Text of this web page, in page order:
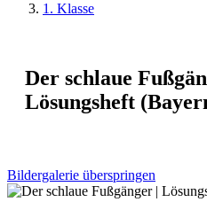
1. Klasse
Der schlaue
Lösungsheft
Bildergalerie überspringen